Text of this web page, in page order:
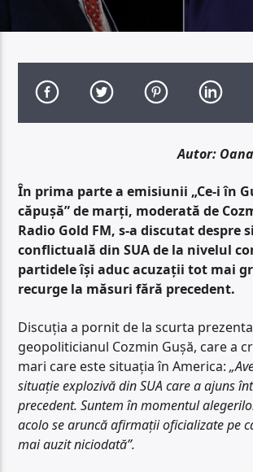
Autor:
În prima parte a emisiunii „Ce-i în
căpușă” de marți, moderată de
Radio Gold FM, s-a discutat despre
conflictuală din SUA de la nivelul
partidele își aduc acuzații tot mai
recurge la măsuri fără precedent.
Discuția a pornit de la scurta
geopoliticianul Cozmin Gușă, care a
mari care este situația în America:
situație explozivă din SUA care a ajuns
precedent. Suntem în momentul
acolo se aruncă afirmații oficializate pe
mai auzit niciodată”.